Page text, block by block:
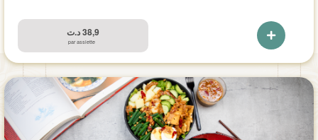
38,9د.ت
par assiette